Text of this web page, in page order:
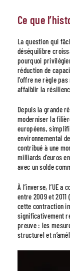
Ce que
La question qui
déséquilibre
pourquoi
réduction de
l’offre ne règle
affaiblir la
Depuis la grande
moderniser la
européens,
environnemental
contribué à une
milliards d’euros
avec un solde
À l’inverse, l’UE a
entre 2009 et
cette contraction
significativement
preuve : les
structurel et